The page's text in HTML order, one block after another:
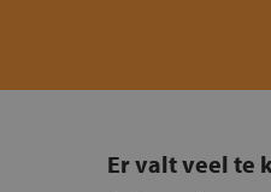
Er valt veel te